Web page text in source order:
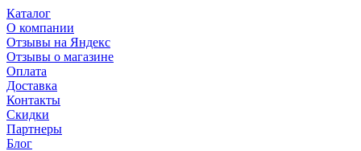
Каталог
О компании
Отзывы на Яндекс
Отзывы о магазине
Оплата
Доставка
Контакты
Скидки
Партнеры
Блог